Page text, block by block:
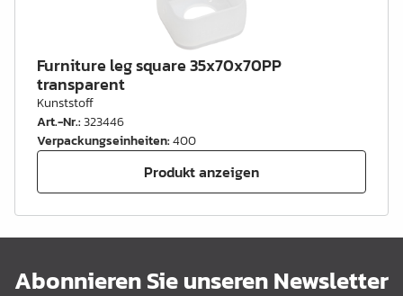
Furniture leg square 35x70x70PP
transparent
Kunststoff
Art.-Nr.:323446
Verpackungseinheiten:400
Produkt anzeigen
Abonnieren Sie unseren Newsletter